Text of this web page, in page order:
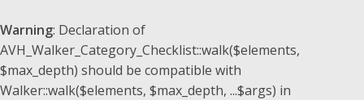
Warning: Declaration of
AVH_Walker_Category_Checklist::walk($elements,
$max_depth) should be compatible with
Walker::walk($elements, $max_depth, ...$args) in